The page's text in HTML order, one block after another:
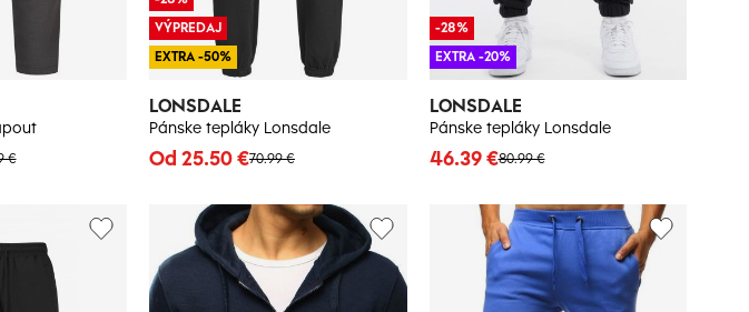
€
LONSDALE
Pánske tepláky Lonsdale
70.99 €
Od 25.50 €
VÝPREDAJ
EXTRA -50%
LONSDALE
Pánske tepláky Lonsdale
80.99 €
46.39 €
-28%
EXTRA -20%